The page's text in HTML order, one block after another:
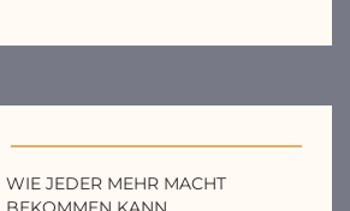
WIE JEDER MEHR MACHT